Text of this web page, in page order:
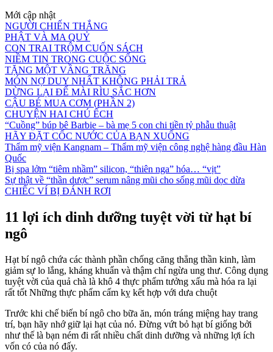
Mới cập nhật
NGƯỜI CHIẾN THẮNG
PHẬT VÀ MA QUỶ
CON TRAI TRỘM CUỐN SÁCH
NIỀM TIN TRONG CUỘC SỐNG
TẶNG MỘT VẦNG TRĂNG
MÓN NỢ DUY NHẤT KHÔNG PHẢI TRẢ
DỪNG LẠI ĐỂ MÀI RÌU SẮC HƠN
CẬU BÉ MUA CƠM (PHẦN 2)
CHUYỆN HAI CHÚ ẾCH
“Cuồng” búp bê Barbie – bà mẹ 5 con chi tiền tỷ phẫu thuật
HÃY ĐẶT CỐC NƯỚC CỦA BẠN XUỐNG
Thẩm mỹ viện Kangnam – Thẩm mỹ viện công nghệ hàng đầu Hàn
Quốc
Bị spa lởm “tiêm nhầm” silicon, “thiên nga” hóa… “vịt”
Sự thật về “thần dược” serum nâng mũi cho sống mũi dọc dừa
CHIẾC VÍ BỊ ĐÁNH RƠI
11 lợi ích dinh dưỡng tuyệt vời từ hạt bí
ngô
Hạt bí ngô chứa các thành phần chống căng thẳng thần kinh, làm
giảm sự lo lắng, kháng khuẩn và thậm chí ngừa ung thư. Công dụng
tuyệt vời của quả chà là khô 4 thực phẩm tưởng xấu mà hóa ra lại
rất tốt Những thực phẩm cấm kỵ kết hợp với dưa chuột
Trước khi chế biến bí ngô cho bữa ăn, món tráng miệng hay trang
trí, bạn hãy nhớ giữ lại hạt của nó. Đừng vứt bỏ hạt bí giống bởi
như thế là bạn ném đi rất nhiều chất dinh dưỡng và những lợi ích
vốn có của nó đấy.